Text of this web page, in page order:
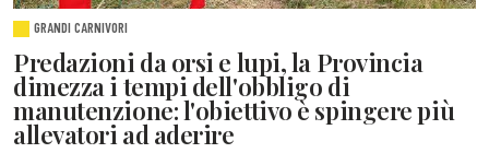
GRANDI CARNIVORI
Predazioni da orsi e lupi, la Provincia
dimezza i tempi dell'obbligo di
manutenzione: l'obiettivo è spingere più
allevatori ad aderire